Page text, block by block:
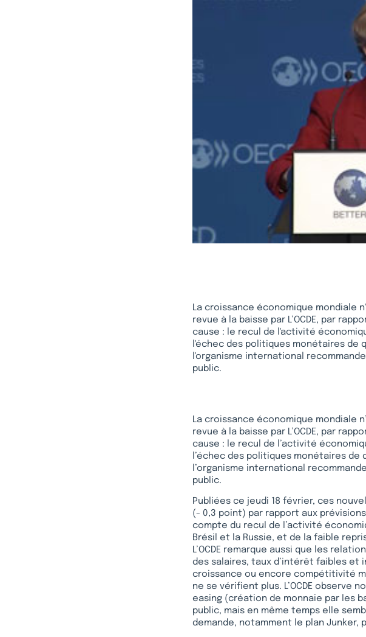
La croissance économique mondiale
revue à la baisse par L’OCDE, par
cause : le recul de l'activité
l'échec des politiques monétaires de
l'organisme international
public.
La croissance économique mondiale
revue à la baisse par L’OCDE, par
cause : le recul de l’activité
l’échec des politiques monétaires
l’organisme international
public.
Publiées ce jeudi 18 février, ces
(- 0,3 point) par rapport aux
compte du recul de l’activité
Brésil et la Russie, et de la faible
L’OCDE remarque aussi que les
des salaires, taux d’intérêt faibles et
croissance ou encore compétitivité
ne se vérifient plus. L’OCDE
easing (création de monnaie par les
public, mais en même temps elle
demande, notamment le plan Junker,